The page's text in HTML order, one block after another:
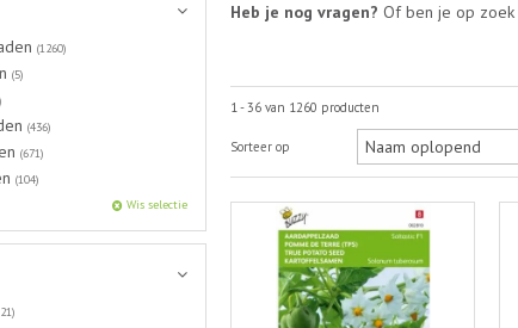
Heb je nog vragen? Of ben je op zoek
1 - 36 van 1260 producten
Sorteer op
(1260)
(5)
(436)
(671)
(104)
Wis selectie